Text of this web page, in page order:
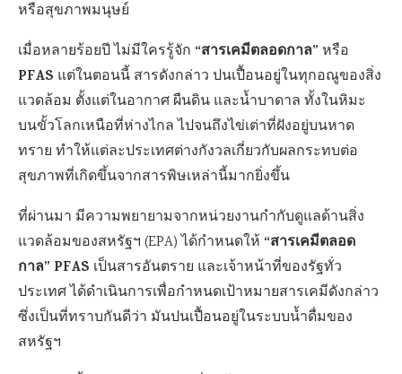
หรือสุขภาพมนุษย์
เมื่อหลายร้อยปี ไม่มีใครรู้จัก “สารเคมีตลอดกาล” หรือ
PFAS แต่ในตอนนี้ สารดังกล่าว ปนเปื้อนอยู่ในทุกอณูของสิ่ง
แวดล้อม ตั้งแต่ในอากาศ ผืนดิน และน้ำบาดาล ทั้งในหิมะ
บนขั้วโลกเหนือที่ห่างไกล ไปจนถึงไข่เต่าที่ฝังอยู่บนหาด
ทราย ทำให้แต่ละประเทศต่างกังวลเกี่ยวกับผลกระทบต่อ
สุขภาพที่เกิดขึ้นจากสารพิษเหล่านี้มากยิ่งขึ้น
ที่ผ่านมา มีความพยายามจากหน่วยงานกำกับดูแลด้านสิ่ง
แวดล้อมของสหรัฐฯ (EPA) ได้กำหนดให้ “สารเคมีตลอด
กาล” PFAS เป็นสารอันตราย และเจ้าหน้าที่ของรัฐทั่ว
ประเทศ ได้ดำเนินการเพื่อกำหนดเป้าหมายสารเคมีดังกล่าว
ซึ่งเป็นที่ทราบกันดีว่า มันปนเปื้อนอยู่ในระบบน้ำดื่มของ
สหรัฐฯ